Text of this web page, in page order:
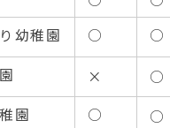
幼稚園
○ ○
× ○
園
○ ○